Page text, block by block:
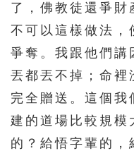
了，佛教徒還爭財
不可以這樣做法，
爭奪。我跟他們講
丟都丟不掉；命裡
完全贈送。這個我
建的道場比較規模
的？給悟字輩的，